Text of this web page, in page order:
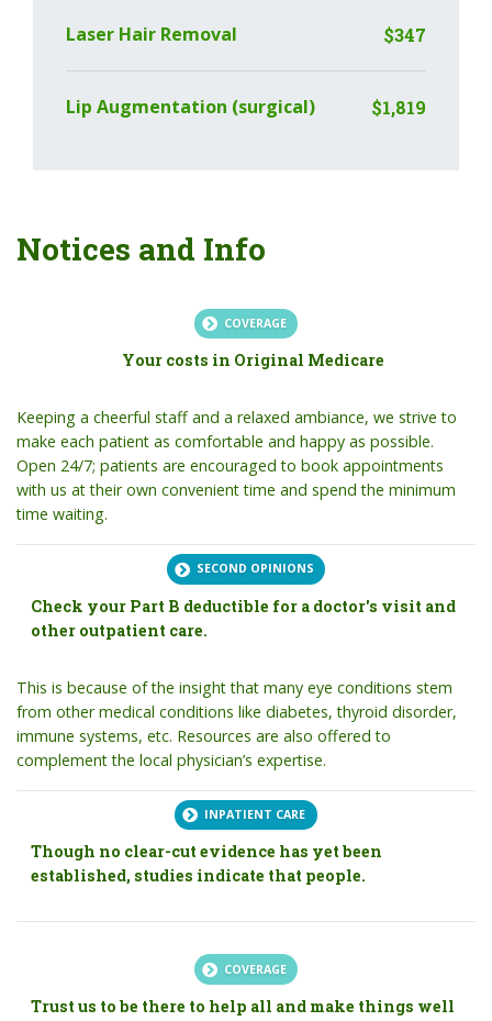
Laser Hair Removal $347
Lip Augmentation (surgical) $1,819
Notices and Info
COVERAGE
Your costs in Original Medicare
Keeping a cheerful staff and a relaxed ambiance, we strive to
make each patient as comfortable and happy as possible.
Open 24/7; patients are encouraged to book appointments
with us at their own convenient time and spend the minimum
time waiting.
SECOND OPINIONS
Check your Part B deductible for a doctor's visit and
other outpatient care.
This is because of the insight that many eye conditions stem
from other medical conditions like diabetes, thyroid disorder,
immune systems, etc. Resources are also offered to
complement the local physician’s expertise.
INPATIENT CARE
Though no clear-cut evidence has yet been
established, studies indicate that people.
COVERAGE
Trust us to be there to help all and make things well